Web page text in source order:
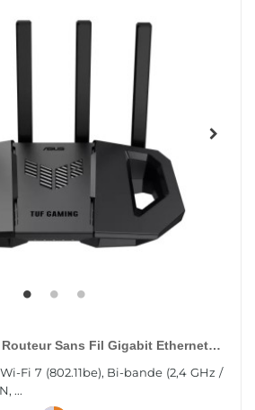
Routeur Sans Fil Gigabit Ethernet
Fi 7 (802.11be), Bi-bande (2,4 GHz /
...